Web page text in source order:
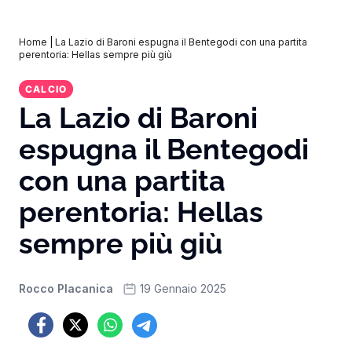
Home
La Lazio di Baroni espugna il Bentegodi con una partita
perentoria: Hellas sempre più giù
CALCIO
La Lazio di Baroni
espugna il Bentegodi
con una partita
perentoria: Hellas
sempre più giù
Rocco Placanica 19 Gennaio 2025